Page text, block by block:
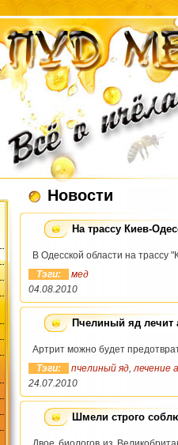
Новости
На трассу Киев-
В Одесской области на трассу
Тэги:
мед
04.08.2010
Пчелиный яд лечит
Артрит можно будет
Тэги:
пчелиный яд,лечение
24.07.2010
Шмели строго